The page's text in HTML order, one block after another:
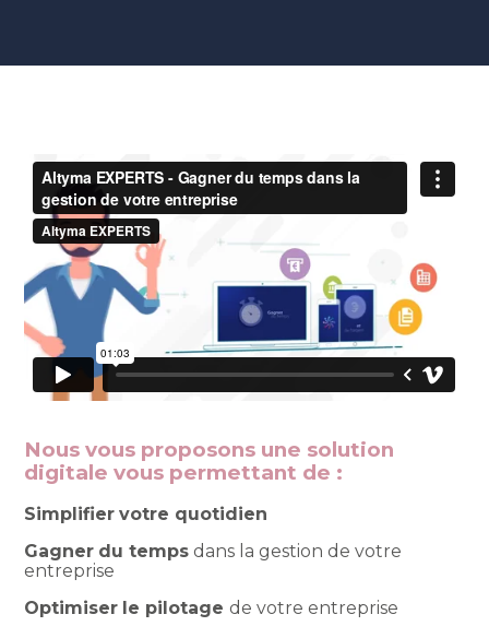
Nous vous proposons une solution
digitale vous permettant de :
Simplifier votre quotidien
Gagner du temps dans la gestion de votre
entreprise
Optimiser le pilotagede votre entreprise